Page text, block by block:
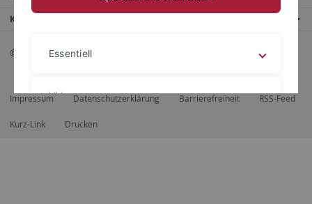
Kontaktinfo
© 2026 Eberhard Karls Universität Tübingen, Tübingen
Impressum Datenschutzerklärung Barrierefreiheit RSS-Feed
Kurz-Link Drucken
Essentiell
Videos